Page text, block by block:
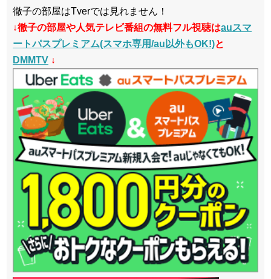
徹子の部屋はTverでは見れません！
↓徹子の部屋や人気テレビ番組の無料フル視聴はauスマ
ートパスプレミアム(スマホ専用/au以外もOK!)と
DMMTV ↓